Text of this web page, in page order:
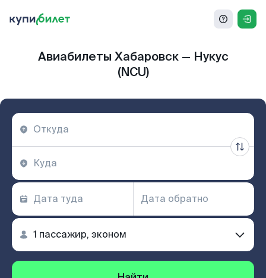
Авиабилеты Хабаровск — Нукус
(NCU)